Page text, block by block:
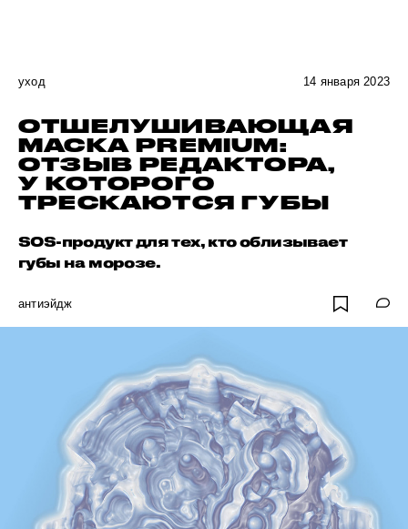
уход 14 января 2023
ОТШЕЛУШИВАЮЩАЯ
МАСКА PREMIUM:
ОТЗЫВ РЕДАКТОРА,
У КОТОРОГО
ТРЕСКАЮТСЯ ГУБЫ
SOS-продукт для тех, кто облизывает
губы на морозе.
антиэйдж